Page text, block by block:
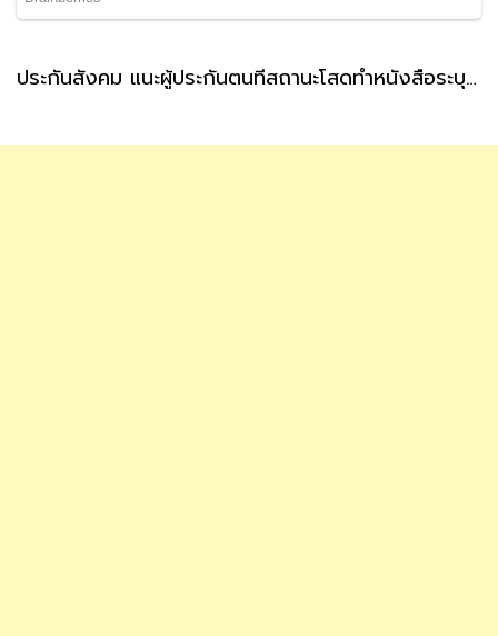
ประกันสังคม แนะผู้ประกันตนที่สถานะโสดทำหนังสือระบุผู้รับเงินสงเคราะห์ กรณีตายล่วงหน้า